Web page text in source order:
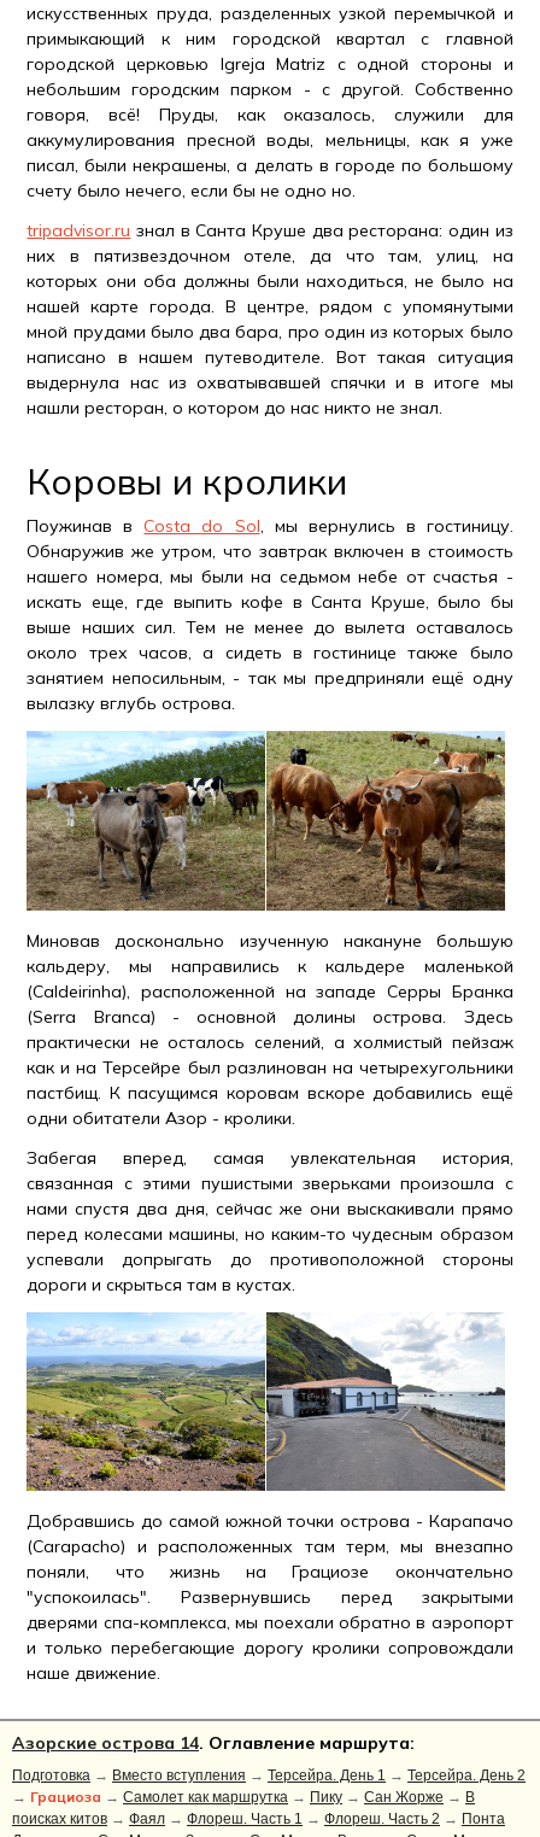
искусственных пруда, разделенных узкой перемычкой и
примыкающий к ним городской квартал с главной
городской церковью Igreja Matriz с одной стороны и
небольшим городским парком - с другой. Собственно
говоря, всё! Пруды, как оказалось, служили для
аккумулирования пресной воды, мельницы, как я уже
писал, были некрашены, а делать в городе по большому
счету было нечего, если бы не одно но.
tripadvisor.ru знал в Санта Круше два ресторана: один из
них в пятизвездочном отеле, да что там, улиц, на
которых они оба должны были находиться, не было на
нашей карте города. В центре, рядом с упомянутыми
мной прудами было два бара, про один из которых было
написано в нашем путеводителе. Вот такая ситуация
выдернула нас из охватывавшей спячки и в итоге мы
нашли ресторан, о котором до нас никто не знал.
Коровы и кролики
Поужинав вCosta do Sol, мы вернулись в гостиницу.
Обнаружив же утром, что завтрак включен в стоимость
нашего номера, мы были на седьмом небе от счастья -
искать еще, где выпить кофе в Санта Круше, было бы
выше наших сил. Тем не менее до вылета оставалось
около трех часов, а сидеть в гостинице также было
занятием непосильным, - так мы предприняли ещё одну
вылазку вглубь острова.
Миновав досконально изученную накануне большую
кальдеру, мы направились к кальдере маленькой
(Caldeirinha), расположенной на западе Серры Бранка
(Serra Brancа) - основной долины острова. Здесь
практически не осталось селений, а холмистый пейзаж
как и на Терсейре был разлинован на четырехугольники
пастбищ. К пасущимся коровам вскоре добавились ещё
одни обитатели Азор - кролики.
Забегая вперед, самая увлекательная история,
связанная с этими пушистыми зверьками произошла с
нами спустя два дня, сейчас же они выскакивали прямо
перед колесами машины, но каким-то чудесным образом
успевали допрыгать до противоположной стороны
дороги и скрыться там в кустах.
Добравшись до самой южной точки острова - Карапачо
(Carapacho) и расположенных там терм, мы внезапно
поняли, что жизнь на Грациозе окончательно
"успокоилась". Развернувшись перед закрытыми
дверями спа-комплекса, мы поехали обратно в аэропорт
и только перебегающие дорогу кролики сопровождали
наше движение.
Азорские острова 14. Оглавление маршрута:
Подготовка → Вместо вступления → Терсейра. День 1 → Терсейра. День 2
→ Грациоза → Самолет как маршрутка → Пику → Сан Жорже → В
поисках китов → Фаял → Флореш. Часть 1 → Флореш. Часть 2 → Понта